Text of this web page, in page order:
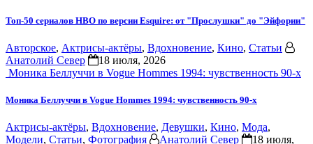
Топ-50 сериалов HBO по версии Esquire: от "Прослушки" до "Эйфории"
Авторское, Актрисы-актёры, Вдохновение, Кино, Статьи
Анатолий Север
18 июля, 2026
Моника Беллуччи в Vogue Hommes 1994: чувственность 90-х
Моника Беллуччи в Vogue Hommes 1994: чувственность 90-х
Актрисы-актёры, Вдохновение, Девушки, Кино, Мода,
Модели, Статьи, Фотография Анатолий Север
18 июля,